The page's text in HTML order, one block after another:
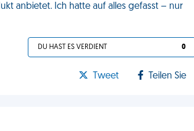
anbietet. Ich hatte auf alles gefasst – nur
DU HAST ES VERDIENT 0
Tweet Teilen Sie